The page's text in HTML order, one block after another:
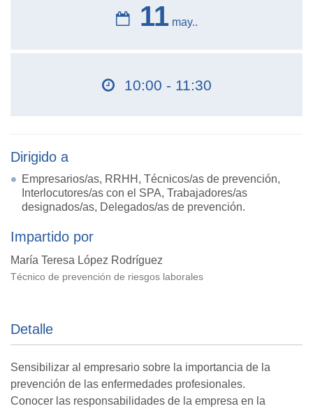
11 may..
10:00 - 11:30
Dirigido a
Empresarios/as, RRHH, Técnicos/as de prevención,
Interlocutores/as con el SPA, Trabajadores/as
designados/as, Delegados/as de prevención.
Impartido por
María Teresa López Rodríguez
Técnico de prevención de riesgos laborales
Detalle
Sensibilizar al empresario sobre la importancia de la
prevención de las enfermedades profesionales.
Conocer las responsabilidades de la empresa en la